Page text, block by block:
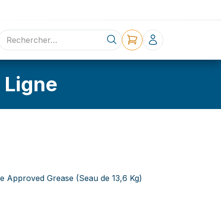
Contact
Approved Grease (Seau de 13,6 Kg)